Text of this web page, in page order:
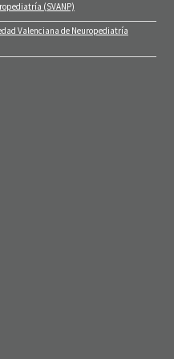
(SVANP)
Valenciana de Neuropediatría